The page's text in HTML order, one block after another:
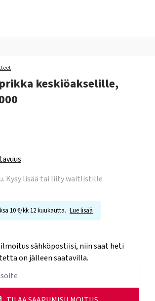
keskiöakselille,
. Kysy lisää tai liity waitlistille
10 €/kk 12 kuukautta. Lue lisää
sähköpostiisi, niin saat heti
on jälleen saatavilla.